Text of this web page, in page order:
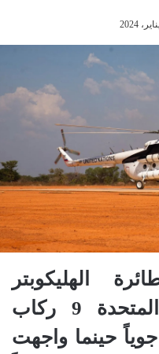
الهليكوبتر
المتعاقدة مع الأمم المتحدة 9 ركاب
حينما واجهت